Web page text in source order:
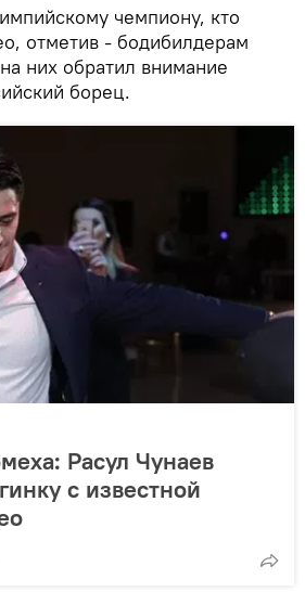
чемпиону, кто
отметив - бодибилдерам
них обратил внимание
борец.
Расул Чунаев
с известной